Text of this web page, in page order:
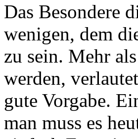
Das Besondere
wenigen, dem
zu sein. Mehr
werden,
gute Vorgabe.
man muss es